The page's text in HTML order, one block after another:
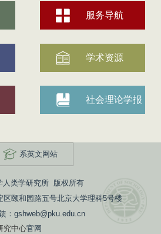
服务导航
学术资源
社会理论学报
系英文网站
类学研究所 版权所有
颐和园路五号北京大学理科5号楼
gshweb@pku.edu.cn
究中心官网